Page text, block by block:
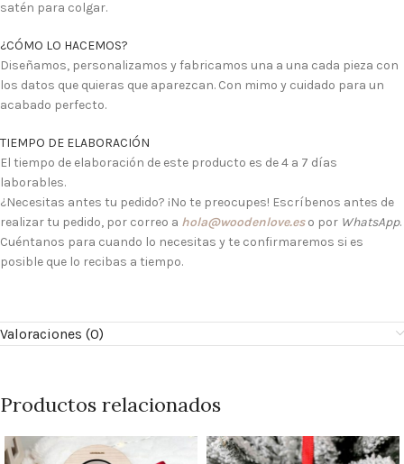
satén para colgar.
¿CÓMO LO HACEMOS?
Diseñamos, personalizamos y fabricamos una a una cada pieza con
los datos que quieras que aparezcan. Con mimo y cuidado para un
acabado perfecto.
TIEMPO DE ELABORACIÓN
El tiempo de elaboración de este producto es de 4 a 7 días
laborables.
¿Necesitas antes tu pedido? ¡No te preocupes! Escríbenos antes de
realizar tu pedido, por correo a hola@woodenlove.eso por WhatsApp.
Cuéntanos para cuando lo necesitas y te confirmaremos si es
posible que lo recibas a tiempo.
Valoraciones (0)
Productos relacionados